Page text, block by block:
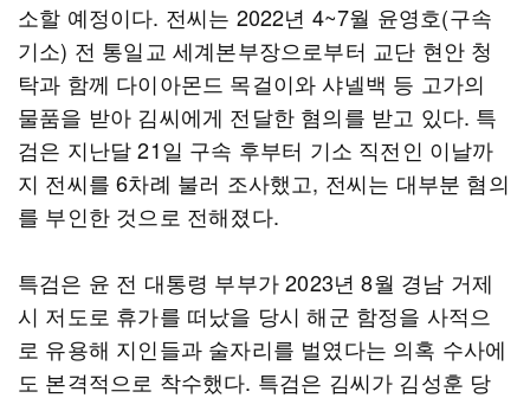
소할 예정이다. 전씨는 2022년 4~7월 윤영호(구속
기소) 전 통일교 세계본부장으로부터 교단 현안 청
탁과 함께 다이아몬드 목걸이와 샤넬백 등 고가의
물품을 받아 김씨에게 전달한 혐의를 받고 있다. 특
검은 지난달 21일 구속 후부터 기소 직전인 이날까
지 전씨를 6차례 불러 조사했고, 전씨는 대부분 혐의
를 부인한 것으로 전해졌다.
특검은 윤 전 대통령 부부가 2023년 8월 경남 거제
시 저도로 휴가를 떠났을 당시 해군 함정을 사적으
로 유용해 지인들과 술자리를 벌였다는 의혹 수사에
도 본격적으로 착수했다. 특검은 김씨가 김성훈 당